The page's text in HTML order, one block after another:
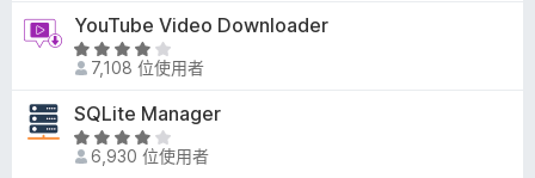
分
，
滿
分
分
2
3
，
滿
分
YouTube Video Downloader
評
價
3
.
9
7,108 位使用者
SQLite Manager
評
價 6,930 位使用者